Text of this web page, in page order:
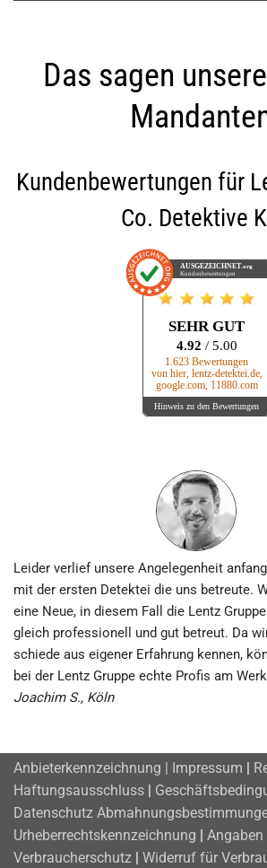
Das sagen
Kundenbewertungen für
Co. Detektive
AUSGEZEICHNET.org
Kundenbewertungen
SEHR GUT
4.92 / 5.00
1.623 Bewertungen
von hier, lentz-detektei.de,
google.com, 11880.com
Hinweis zu den Bewertungen
Leider verlief unsere An­gelegen­heit
mit der ersten Detektei die uns betreute.
eine Neue, in diesem Fall die Lentz
gleich pro­fess­ionell und gut betreut. Da
schiede aus eigener Erfahrung kennen,
bei der Lentz Gruppe echte Profis am
Joachim S., Köln
Anbieterkennzeichnung | Impressum
Haftungsausschluss
Datenschutz
Urheberrechtskennzeichnung
Angaben
Verbraucherschutz
Widerruf für